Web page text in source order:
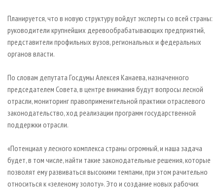
БИОЭНЕРГЕТИКА
ЦБП
ИНСТРУМЕНТ И МАТЕРИАЛЫ
RUSSIAN FORESTRY REVIEW
ГАЗЕТА ЛЕСПРОМФОРУМ
БИБЛИОТЕКА СПЕЦИАЛИСТА
Планируется, что в новую структуру войдут эксперты со всей страны:
руководители крупнейших деревообрабатывающих предприятий,
представители профильных вузов, региональных и федеральных
органов власти.
По словам депутата Госдумы Алексея Канаева, назначенного
председателем Совета, в центре внимания будут вопросы лесной
отрасли, мониторинг правоприменительной практики отраслевого
законодательство, ход реализации программ государственной
поддержки отрасли.
«Потенциал у лесного комплекса страны огромный, и наша задача
будет, в том числе, найти такие законодательные решения, которые
позволят ему развиваться высокими темпами, при этом рачительно
относиться к «зеленому золоту». Это и создание новых рабочих